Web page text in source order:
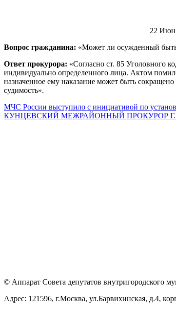
22 Июн
Вопрос гражданина: «Может ли осужденный
Ответ прокурора: «Согласно ст. 85 Уголовного
индивидуально определенного лица. Актом
назначенное ему наказание может быть
судимость».
МЧС России выступило с инициативой по
КУНЦЕВСКИЙ МЕЖРАЙОННЫЙ ПРОКУРОР
© Аппарат Совета депутатов внутригородского
Адрес: 121596, г.Москва, ул.Барвихинская, д.4,